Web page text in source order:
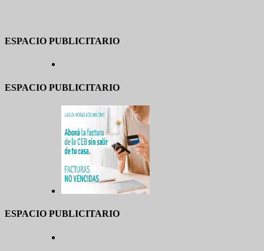
ESPACIO PUBLICITARIO
ESPACIO PUBLICITARIO
ESPACIO PUBLICITARIO